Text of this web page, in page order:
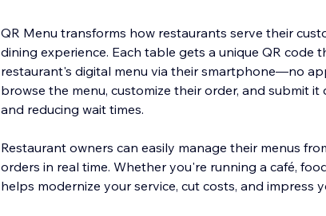
QR Menu transforms how restaurants serve their
dining experience. Each table gets a unique QR code
restaurant's digital menu via their smartphone—no
browse the menu, customize their order, and submit
and reducing wait times.
Restaurant owners can easily manage their menus
orders in real time. Whether you're running a café,
helps modernize your service, cut costs, and impress